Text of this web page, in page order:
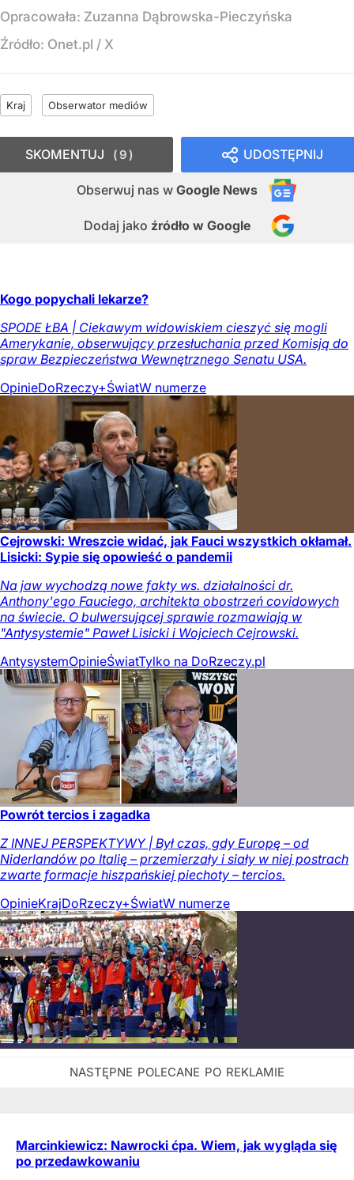
Opracowała: Zuzanna Dąbrowska-Pieczyńska
Źródło: Onet.pl / X
Kraj Obserwator mediów
UDOSTĘPNIJ
Obserwuj nas w Google News
Dodaj jako źródło w Google
SKOMENTUJ 9
Kogo popychali lekarze?
SPODE ŁBA | Ciekawym widowiskiem cieszyć się mogli
Amerykanie, obserwujący przesłuchania przed Komisją do
spraw Bezpieczeństwa Wewnętrznego Senatu USA.
OpinieDoRzeczy+ŚwiatW numerze
Cejrowski: Wreszcie widać, jak Fauci wszystkich okłamał.
Lisicki: Sypie się opowieść o pandemii
Na jaw wychodzą nowe fakty ws. działalności dr.
Anthony'ego Fauciego, architekta obostrzeń covidowych
na świecie. O bulwersującej sprawie rozmawiają w
"Antysystemie" Paweł Lisicki i Wojciech Cejrowski.
AntysystemOpinieŚwiatTylko na DoRzeczy.pl
Powrót tercios i zagadka
Z INNEJ PERSPEKTYWY | Był czas, gdy Europę – od
Niderlandów po Italię – przemierzały i siały w niej postrach
zwarte formacje hiszpańskiej piechoty – tercios.
OpinieKrajDoRzeczy+ŚwiatW numerze
Marcinkiewicz: Nawrocki ćpa. Wiem, jak wygląda się
po przedawkowaniu